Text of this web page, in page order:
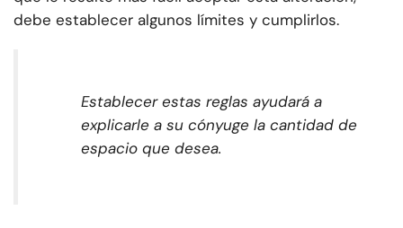
debe establecer algunos límites y cumplirlos.
Establecer estas reglas ayudará a
explicarle a su cónyuge la cantidad de
espacio que desea.